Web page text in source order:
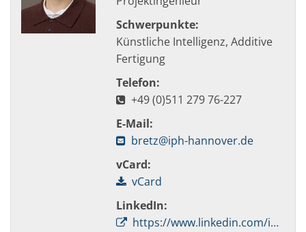
Schwerpunkte:
Künstliche Intelligenz, Additive
Fertigung
Telefon:
+49 (0)511 279 76-227
E-Mail:
bretz@iph-hannover.de
vCard:
vCard
LinkedIn:
https://www.linkedin.com/in/tim-bretz-557ba72b2